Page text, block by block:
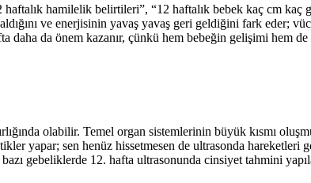
hamilelik belirtileri”, “12 haftalık bebek kaç cm kaç
ve enerjisinin yavaş yavaş geri geldiğini fark eder;
da önem kazanır, çünkü hem bebeğin gelişimi hem
olabilir. Temel organ sistemlerinin büyük kısmı
yapar; sen henüz hissetmesen de ultrasonda
gebeliklerde 12. hafta ultrasonunda cinsiyet tahmini